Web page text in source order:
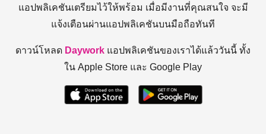
แอปพลิเคชันเตรียมไว้ให้พร้อม เมื่อมีงานที่คุณสนใจ จะมี
แจ้งเตือนผ่านแอปพลิเคชันบนมือถือทันที
ดาวน์โหลด Daywork แอปพลิเคชันของเราได้แล้ววันนี้ ทั้ง
ใน Apple Store และ Google Play